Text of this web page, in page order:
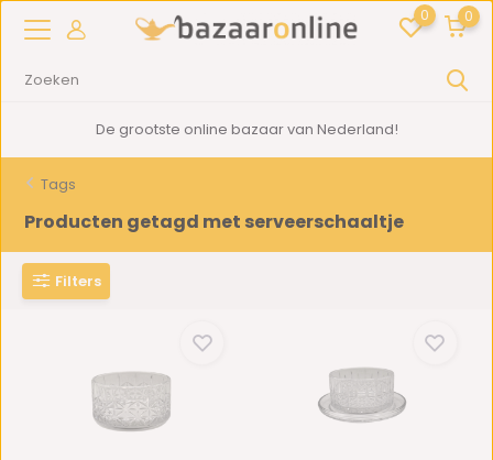
0 0
De grootste online bazaar van Nederland!
Tags
Producten getagd met serveerschaaltje
Filters